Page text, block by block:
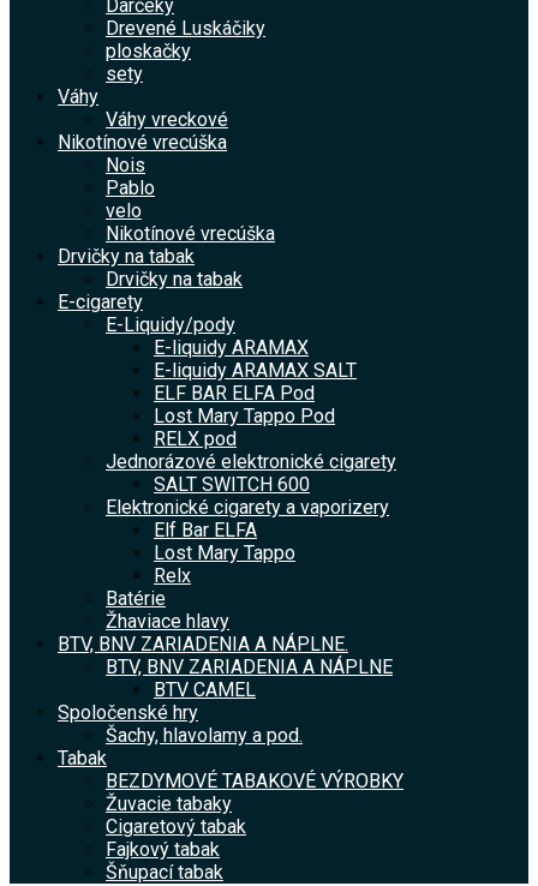
Darčeky
Drevené Luskáčiky
ploskačky
sety
Váhy
Váhy vreckové
Nikotínové vrecúška
Nois
Pablo
velo
Nikotínové vrecúška
Drvičky na tabak
Drvičky na tabak
E-cigarety
E-Liquidy/pody
E-liquidy ARAMAX
E-liquidy ARAMAX SALT
ELF BAR ELFA Pod
Lost Mary Tappo Pod
RELX pod
Jednorázové elektronické cigarety
SALT SWITCH 600
Elektronické cigarety a vaporizery
Elf Bar ELFA
Lost Mary Tappo
Relx
Batérie
Žhaviace hlavy
BTV, BNV ZARIADENIA A NÁPLNE.
BTV, BNV ZARIADENIA A NÁPLNE
BTV CAMEL
Spoločenské hry
Šachy, hlavolamy a pod.
Tabak
BEZDYMOVÉ TABAKOVÉ VÝROBKY
Žuvacie tabaky
Cigaretový tabak
Fajkový tabak
Šňupací tabak